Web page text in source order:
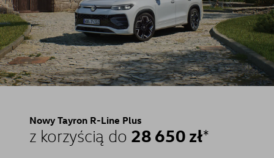
Nowy Tayron R-Line Plus
z korzyścią do 28 650 zł*